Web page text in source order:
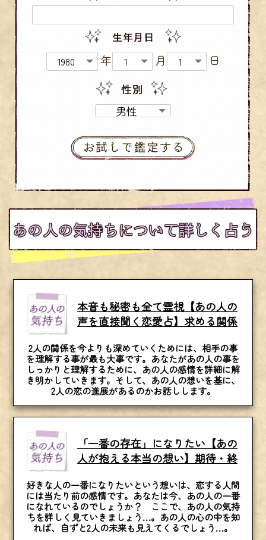
年 月 日
本音も秘密も全て霊視【あの人の
声を直接聞く恋愛占】求める関係
2人の関係を今よりも深めていくためには、相手の事
を理解する事が最も大事です。あなたがあの人の事を
しっかりと理解するために、あの人の感情を詳細に解
き明かしていきます。そして、あの人の想いを基に、
2人の恋の進展があるのかお話しします。
「一番の存在」になりたい【あの
人が抱える本当の想い】期待・終
好きな人の一番になりたいという想いは、恋する人間
には当たり前の感情です。あなたは今、あの人の一番
になれているのでしょうか？ ここで、あの人の気持
ちを詳しく見ていきましょう…。あの人の心の中を知
れば、自ずと2人の未来も見えてくるでしょう…。